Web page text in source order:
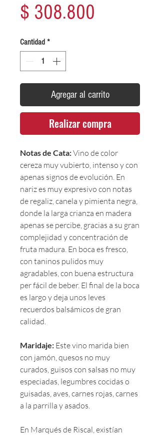
$ 308.800
Cantidad *
Agregar al carrito
Realizar compra
Notas de Cata:Vino de color
cereza muy vubierto, intenso y con
apenas signos de evolución. En
nariz es muy expresivo con notas
de regaliz, canela y pimienta negra,
donde la larga crianza en madera
apenas se percibe, gracias a su gran
complejidad y concentración de
fruta madura. En boca es fresco,
con taninos pulidos muy
agradables, con buena estructura
per fácil de beber. El final de la boca
es largo y deja unos leves
recuerdos balsámicos de gran
calidad.
Maridaje: Este vino marida bien
con jamón, quesos no muy
curados, guisos con salsas no muy
especiadas, legumbres cocidas o
guisadas, aves, carnes rojas, carnes
a la parrilla y asados.
En Marqués de Riscal, existían